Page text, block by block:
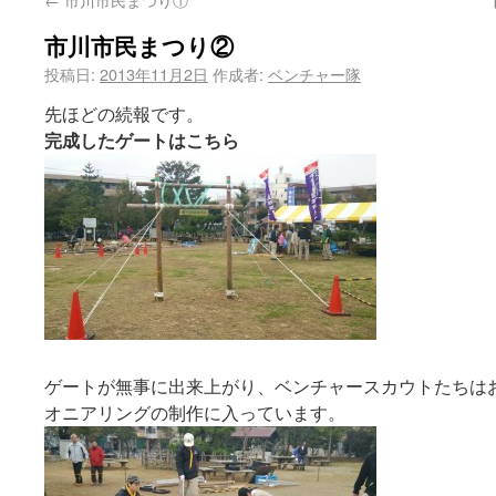
市川市民まつり②
投稿日: 2013年11月2日 作成者: ベンチャー隊
先ほどの続報です。
完成したゲートはこちら
ゲートが無事に出来上がり、ベンチャースカウトたち
オニアリングの制作に入っています。